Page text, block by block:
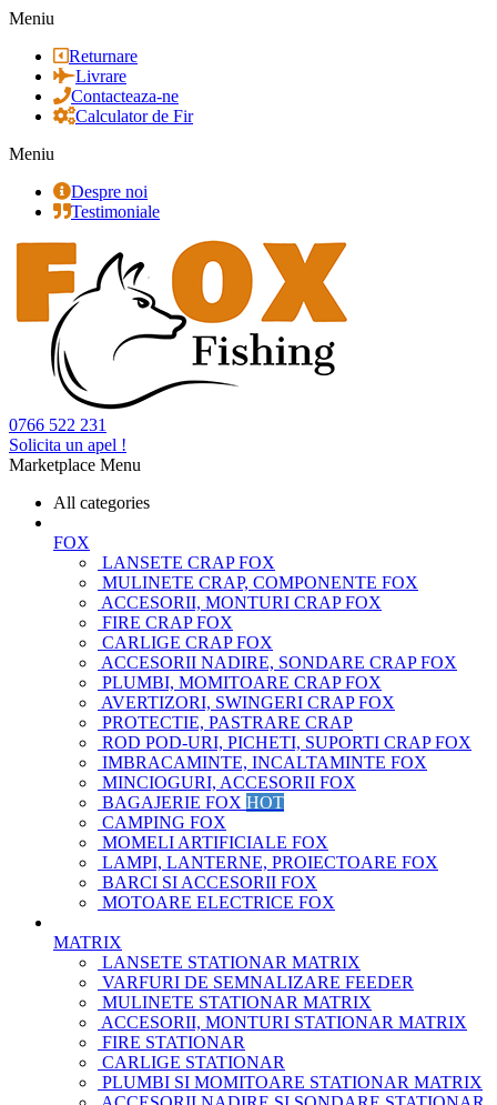
Meniu
Returnare
Livrare
Contacteaza-ne
Calculator de Fir
Meniu
Despre noi
Testimoniale
0766 522 231
Solicita un apel !
Marketplace Menu
All categories
FOX
LANSETE CRAP FOX
MULINETE CRAP, COMPONENTE FOX
ACCESORII, MONTURI CRAP FOX
FIRE CRAP FOX
CARLIGE CRAP FOX
ACCESORII NADIRE, SONDARE CRAP FOX
PLUMBI, MOMITOARE CRAP FOX
AVERTIZORI, SWINGERI CRAP FOX
PROTECTIE, PASTRARE CRAP
ROD POD-URI, PICHETI, SUPORTI CRAP FOX
IMBRACAMINTE, INCALTAMINTE FOX
MINCIOGURI, ACCESORII FOX
BAGAJERIE FOX HOT
CAMPING FOX
MOMELI ARTIFICIALE FOX
LAMPI, LANTERNE, PROIECTOARE FOX
BARCI SI ACCESORII FOX
MOTOARE ELECTRICE FOX
MATRIX
LANSETE STATIONAR MATRIX
VARFURI DE SEMNALIZARE FEEDER
MULINETE STATIONAR MATRIX
ACCESORII, MONTURI STATIONAR MATRIX
FIRE STATIONAR
CARLIGE STATIONAR
PLUMBI SI MOMITOARE STATIONAR MATRIX